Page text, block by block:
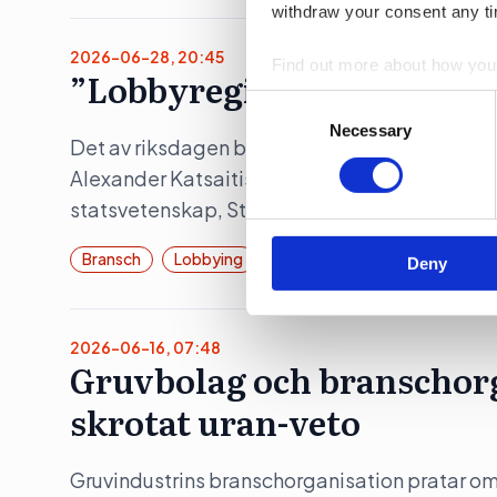
withdraw your consent any
Find out more about how
information about your use
other information that
Consent
Necessary
Deny
2026-06-28, 20:45
”Lobbyregistret kan
Det av riksdagen beslutade lobbyregistret
Alexander Katsaitis, docent i
statsvetenskap, Stockholms universitet
Bransch Lobbying
2026-06-16, 07:48
Gruvbolag och
skrotat uran-veto
Gruvindustrins branschorganisation pratar